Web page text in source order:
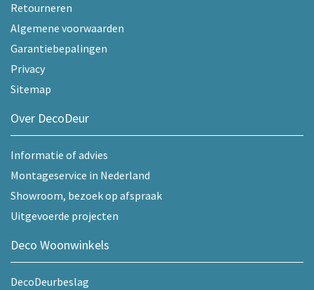
Retourneren
Algemene voorwaarden
Garantiebepalingen
Privacy
Sitemap
Over DecoDeur
Informatie of advies
Montageservice in Nederland
Showroom, bezoek op afspraak
Uitgevoerde projecten
Deco Woonwinkels
DecoDeurbeslag